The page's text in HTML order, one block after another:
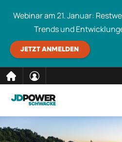
zum
Webinar am 21. Januar:
Trends und
JETZT ANMELDEN
Schwacke durchsuchen